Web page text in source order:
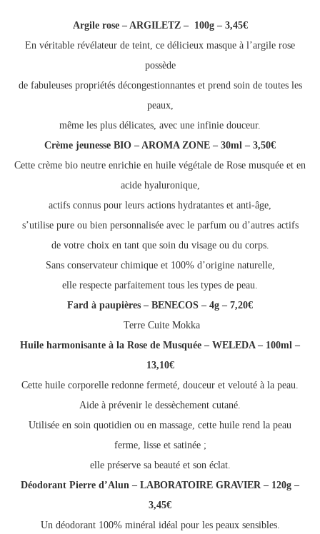
Argile rose – ARGILETZ – 100g – 3,45€
En véritable révélateur de teint, ce délicieux masque à l’argile rose
possède
de fabuleuses propriétés décongestionnantes et prend soin de toutes les
peaux,
même les plus délicates, avec une infinie douceur.
Crème jeunesse BIO – AROMA ZONE – 30ml – 3,50€
Cette crème bio neutre enrichie en huile végétale de Rose musquée et en
acide hyaluronique,
actifs connus pour leurs actions hydratantes et anti-âge,
s’utilise pure ou bien personnalisée avec le parfum ou d’autres actifs
de votre choix en tant que soin du visage ou du corps.
Sans conservateur chimique et 100% d’origine naturelle,
elle respecte parfaitement tous les types de peau.
Fard à paupières – BENECOS – 4g – 7,20€
Terre Cuite Mokka
Huile harmonisante à la Rose de Musquée – WELEDA – 100ml –
13,10€
Cette huile corporelle redonne fermeté, douceur et velouté à la peau.
Aide à prévenir le dessèchement cutané.
Utilisée en soin quotidien ou en massage, cette huile rend la peau
ferme, lisse et satinée ;
elle préserve sa beauté et son éclat.
Déodorant Pierre d’Alun – LABORATOIRE GRAVIER – 120g –
3,45€
Un déodorant 100% minéral idéal pour les peaux sensibles.